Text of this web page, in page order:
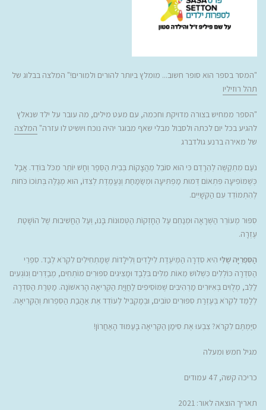
"המסר בספר הוא סופר חשוב... מומלץ ביותר להורים ולמורים!" המלצה בבלוג של
תהל רוזיליו
"הספר ממחיש בצורה מדויקת וחכמה, עם מעט מילים, מה עובר על ילד שנאלץ
להגיע בכל יום לכתה ולסבול מבלי שאף מבוגר יהיה נוכח ויושיט לו עזרה" המלצה
של מאירה ברנע גולדברג
נֹעַם מִתְקַשֶּׁה לְהֵרָדֵם כִּי הוּא סוֹבֵל מֵהֲצָקוֹת בְּבֵית הַסֵּפֶר וְחָשׁ יוֹתֵר מִכֹּל בּוֹדֵד. אֲבָל
כְּשֶׁמּוֹפִיעָה פִּתְאוֹם דְּמוּת מַפְתִּיעָה וּמְשַׂמַּחַת וְנֶעֱמֶדֶת לְצִדּוֹ, הוּא מְגַלֶּה בְּתוֹכוֹ כֹּחוֹת
לְהִתְמוֹדֵד עִם הַקְּשָׁיִים.
סִפּוּר מְעוֹרֵר הַשְׁרָאָה וּמְנַחֵם עַל הַחָזְקוֹת הַטְּמוּנוֹת בָּנוּ, וְעַל הַחֲשִׁיבוּת שֶׁל הוֹשָׁטַת
עֶזְרָה.
הַסִּפְרִיָּה שֶׁלִּי הִיא סִדְרָה הַמְּיֹעֶדֶת לִילָדִים וְלִילָדוֹת שֶׁמַּתְחִילִים לִקְרֹא לְבַד. סִפְרֵי
הַסִּדְרָה כּוֹלְלִים כִּשְׁלֹושׁ מֵאוֹת מִלִּים בִּלְבַד וּמַצִּיגִים סִפּוּרִים מוֹתְחִים, מְבַדְּרִים וְנוֹגְעִים
לַלֵּב, מְלֻוִּים בְּאִיּוּרִים מַרְהִיבִים שֶׁמּוֹסִיפִים לַחֲוָיַת הַקְּרִיאָה הָרִאשׁוֹנָה. מַטְּרַת הַסִּדְרָה
לְלַמֵּד לִקְרֹא בְּעֶזְרַת סִפּוּרִים טוֹבִים, וּבְמַקְבִּיל לְעוֹדֵד אֶת אַהֲבַת הַסִּפְרוּת וְהַקְּרִיאָה.
סִיַּמְתֶּם לִקְרֹא? צִבְעוּ אֶת סִימַן הַקְּרִיאָה בָּעַמּוּד הָאַחֲרוֹן!
מגיל חמש ומעלה
כריכה קשה, 47 עמודים
תאריך הוצאה לאור: 2021